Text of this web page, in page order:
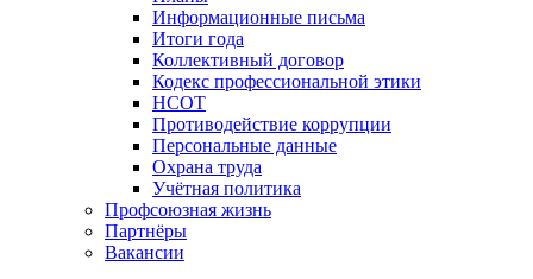
Информационные письма
Итоги года
Коллективный договор
Кодекс профессиональной этики
НСОТ
Противодействие коррупции
Персональные данные
Охрана труда
Учётная политика
Профсоюзная жизнь
Партнёры
Вакансии